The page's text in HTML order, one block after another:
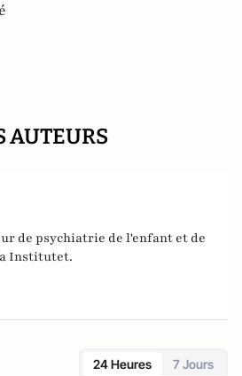
AUTEURS
de psychiatrie de l'enfant et de
Institutet.
24 Heures 7 Jours